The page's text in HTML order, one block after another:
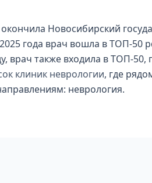
Новосибирский
года врач вошла в ТОП-50
врач также входила в ТОП-
клиник неврологии, где
неврология.